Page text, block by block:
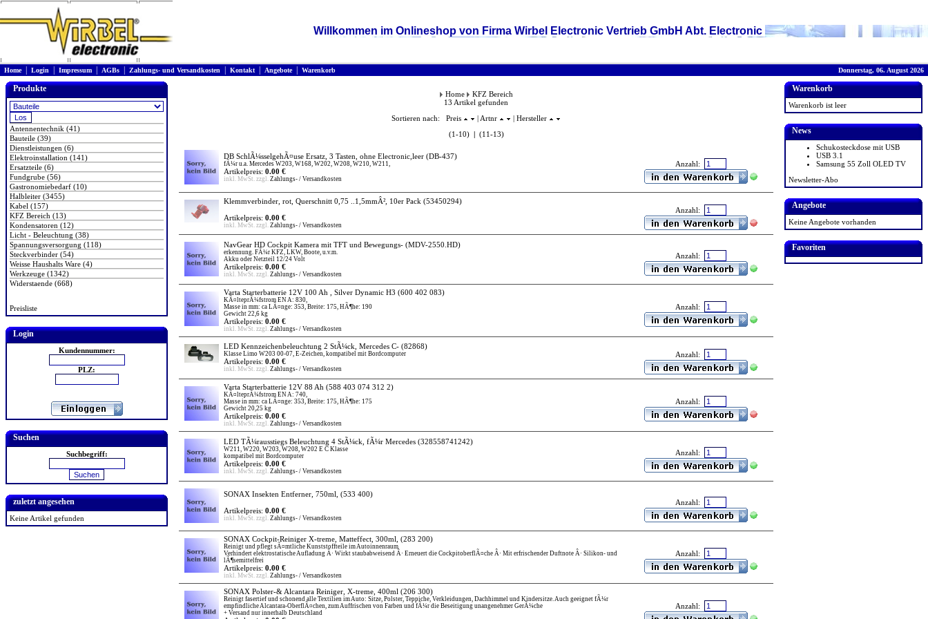
Willkommen im Onlineshop von Firma Wirbel Electronic Vertrieb GmbH Abt. Electronic
Home| Login Impressum AGBs Zahlungs- und Versandkosten Kontakt| Angebote| Warenkorb Donnerstag, 06. August 2026
Produkte
Antennentechnik (41)
Bauteile (39)
Dienstleistungen (6)
Elektroinstallation (141)
Ersatzteile (6)
Fundgrube (56)
Gastronomiebedarf (10)
Halbleiter (3455)
Kabel (157)
KFZ Bereich (13)
Kondensatoren (12)
Licht - Beleuchtung (38)
Spannungsversorgung (118)
Steckverbinder (54)
Weisse Haushalts Ware (4)
Werkzeuge (1342)
Widerstaende (668)
Preisliste
Login
Kundennummer:
PLZ:
Suchen
Suchbegriff:
zuletzt angesehen
Keine Artikel gefunden
Home
KFZ Bereich
13 Artikel gefunden
Sortieren nach: Preis
| Artnr
| Hersteller
(1-10)
(11-13)
DB SchlÃ¼sselgehÃ¤use Ersatz, 3 Tasten, ohne Electronic,leer (DB-437)
fÃ¼r u.a. Mercedes W203, W168, W202, W208, W210, W211,
Artikelpreis: 0.00 €
inkl. MwSt. zzgl. Zahlungs- / Versandkosten
Anzahl:
Klemmverbinder, rot, Querschnitt 0,75 ..1,5mmÂ², 10er Pack (53450294)
Artikelpreis: 0.00 €
inkl. MwSt. zzgl. Zahlungs- / Versandkosten
Anzahl:
NavGear HD Cockpit Kamera mit TFT und Bewegungs- (MDV-2550.HD)
erkennung. FÃ¼r KFZ, LKW, Boote, u.v.m.
Akku oder Netzteil 12/24 Volt
Artikelpreis: 0.00 €
inkl. MwSt. zzgl. Zahlungs- / Versandkosten
Anzahl:
Varta Starterbatterie 12V 100 Ah , Silver Dynamic H3 (600 402 083)
KÃ¤lteprÃ¼fstrom EN A: 830,
Masse in mm: ca LÃ¤nge: 353, Breite: 175, HÃ¶he: 190
Gewicht 22,6 kg
Artikelpreis: 0.00 €
inkl. MwSt. zzgl. Zahlungs- / Versandkosten
Anzahl:
LED Kennzeichenbeleuchtung 2 StÃ¼ck, Mercedes C- (82868)
Klasse Limo W203 00-07, E-Zeichen, kompatibel mit Bordcomputer
Artikelpreis: 0.00 €
inkl. MwSt. zzgl. Zahlungs- / Versandkosten
Anzahl:
Varta Starterbatterie 12V 88 Ah (588 403 074 312 2)
KÃ¤lteprÃ¼fstrom EN A: 740,
Masse in mm: ca LÃ¤nge: 353, Breite: 175, HÃ¶he: 175
Gewicht 20,25 kg
Artikelpreis: 0.00 €
inkl. MwSt. zzgl. Zahlungs- / Versandkosten
Anzahl:
LED TÃ¼rausstiegs Beleuchtung 4 StÃ¼ck, fÃ¼r Mercedes (328558741242)
W211, W220, W203, W208, W202 E C Klasse
kompatibel mit Bordcomputer
Artikelpreis: 0.00 €
inkl. MwSt. zzgl. Zahlungs- / Versandkosten
Anzahl:
SONAX Insekten Entferner, 750ml, (533 400)
Artikelpreis: 0.00 €
inkl. MwSt. zzgl. Zahlungs- / Versandkosten
Anzahl:
SONAX Cockpit-Reiniger X-treme, Matteffect, 300ml, (283 200)
Reinigt und pflegt sÃ¤mtliche Kunststoffteile im Autoinnenraum
Verhindert elektrostatische Aufladung Â· Wirkt staubabweisend Â· Erneuert die CockpitoberflÃ¤che Â· Mit erfrischender Duftnote Â· Silikon- und
lÃ¶semittelfrei
Artikelpreis: 0.00 €
inkl. MwSt. zzgl. Zahlungs- / Versandkosten
Anzahl:
SONAX Polster-& Alcantara Reiniger, X-treme, 400ml (206 300)
Reinigt fasertief und schonend alle Textilien im Auto: Sitze, Polster, Teppiche, Verkleidungen, Dachhimmel und Kindersitze. Auch geeignet fÃ¼r
empfindliche Alcantara-OberflÃ¤chen, zum Auffrischen von Farben und fÃ¼r die Beseitigung unangenehmer GerÃ¼che
+ Versand nur innerhalb Deutschland
Anzahl:
Warenkorb
Warenkorb ist leer
News
Schukosteckdose mit USB
USB 3.1
Samsung 55 Zoll OLED TV
Newsletter-Abo
Angebote
Keine Angebote vorhanden
Favoriten